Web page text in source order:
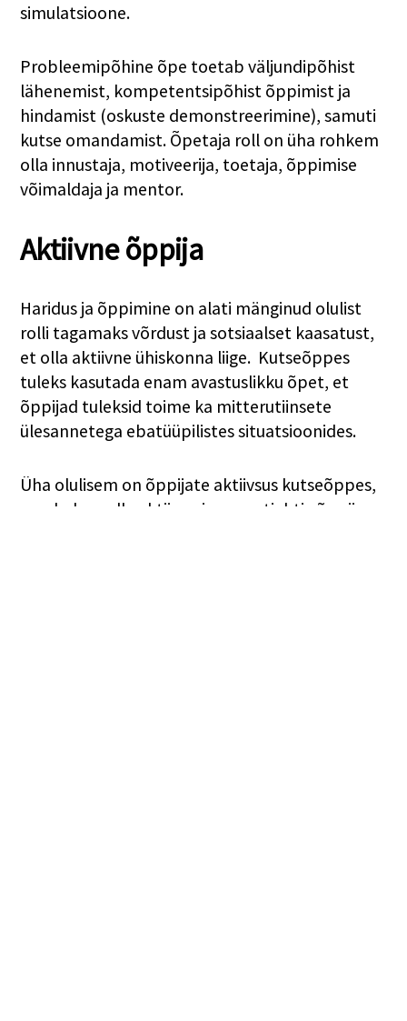
simulatsioone.
Probleemipõhine õpe toetab väljundipõhist
lähenemist, kompetentsipõhist õppimist ja
hindamist (oskuste demonstreerimine), samuti
kutse omandamist. Õpetaja roll on üha rohkem
olla innustaja, motiveerija, toetaja, õppimise
võimaldaja ja mentor.
Aktiivne õppija
Haridus ja õppimine on alati mänginud olulist
rolli tagamaks võrdust ja sotsiaalset kaasatust,
et olla aktiivne ühiskonna liige. Kutseõppes
tuleks kasutada enam avastuslikku õpet, et
õppijad tuleksid toime ka mitterutiinsete
ülesannetega ebatüüpilistes situatsioonides.
Üha olulisem on õppijate aktiivsus kutseõppes,
muuhulgas olla aktiivne ja ennastjuhtiv õppija